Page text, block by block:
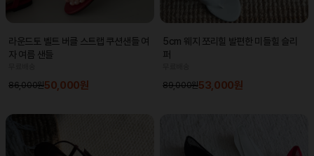
라운드토 벨트 버클 스트랩 쿠션샌들 여
자 여름 샌들
86,000원50,000원
5cm 웨지 쪼리힐 발편한 미들힐 슬리
퍼
89,000원53,000원